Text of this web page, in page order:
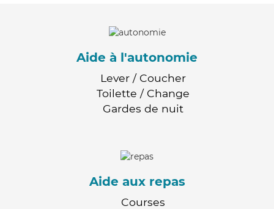
Aide à l'autonomie
Lever / Coucher
Toilette / Change
Gardes de nuit
Aide aux repas
Courses